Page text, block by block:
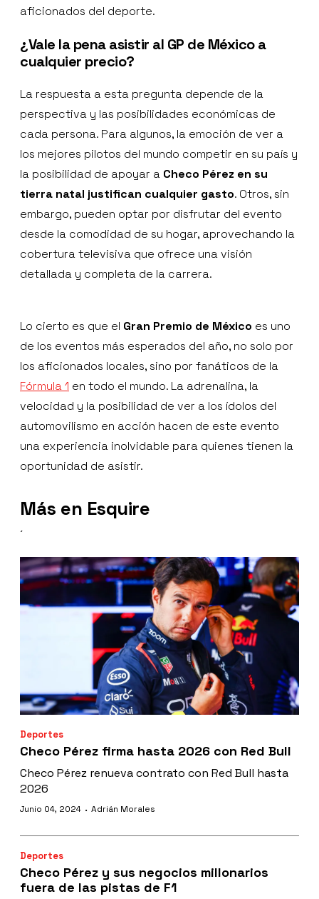
aficionados del deporte.
¿Vale la pena asistir al GP de México a
cualquier precio?
La respuesta a esta pregunta depende de la
perspectiva y las posibilidades económicas de
cada persona. Para algunos, la emoción de ver a
los mejores pilotos del mundo competir en su país y
la posibilidad de apoyar a Checo Pérez en su
tierra natal justifican cualquier gasto. Otros, sin
embargo, pueden optar por disfrutar del evento
desde la comodidad de su hogar, aprovechando la
cobertura televisiva que ofrece una visión
detallada y completa de la carrera.
Lo cierto es que el Gran Premio de México es uno
de los eventos más esperados del año, no solo por
los aficionados locales, sino por fanáticos de la
Fórmula 1 en todo el mundo. La adrenalina, la
velocidad y la posibilidad de ver a los ídolos del
automovilismo en acción hacen de este evento
una experiencia inolvidable para quienes tienen la
oportunidad de asistir.
Más en Esquire
´
Deportes
Checo Pérez firma hasta 2026 con Red Bull
Checo Pérez renueva contrato con Red Bull hasta
2026
Junio 04, 2024 · Adrián Morales
Deportes
Checo Pérez y sus negocios millonarios
fuera de las pistas de F1